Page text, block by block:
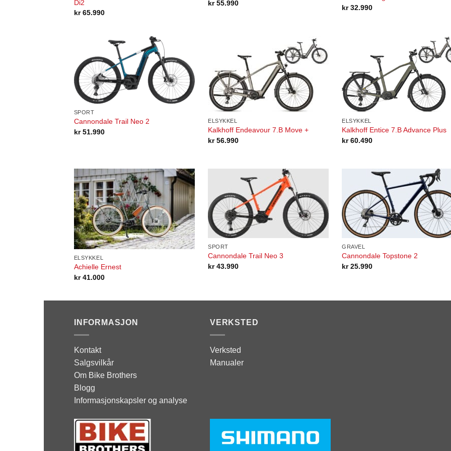
Di2
kr65.990
kr55.990
kr32.990
SPORT
Cannondale Trail Neo 2
kr51.990
ELSYKKEL
Kalkhoff Endeavour 7.B Move +
kr56.990
ELSYKKEL
Kalkhoff Entice 7.B Advance Plus
kr60.490
ELSYKKEL
Achielle Ernest
kr41.000
SPORT
Cannondale Trail Neo 3
kr43.990
GRAVEL
Cannondale Topstone 2
kr25.990
INFORMASJON
Kontakt
Salgsvilkår
Om Bike Brothers
Blogg
Informasjonskapsler og analyse
VERKSTED
Verksted
Manualer